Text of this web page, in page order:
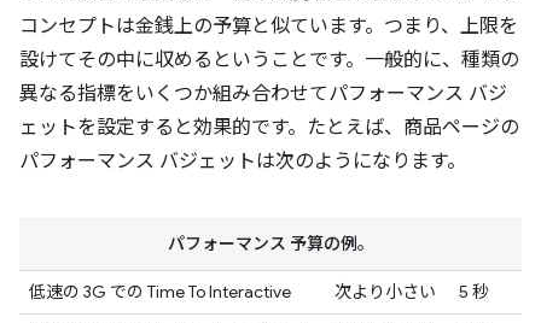
コンセプトは金銭上の予算と似ています。つまり、上限を
設けてその中に収めるということです。一般的に、種類の
異なる指標をいくつか組み合わせてパフォーマンス バジ
ェットを設定すると効果的です。たとえば、商品ページの
パフォーマンス バジェットは次のようになります。
低速の 3G での Time To Interactive 次より小さい
5 秒
パフォーマンス 予算の例。